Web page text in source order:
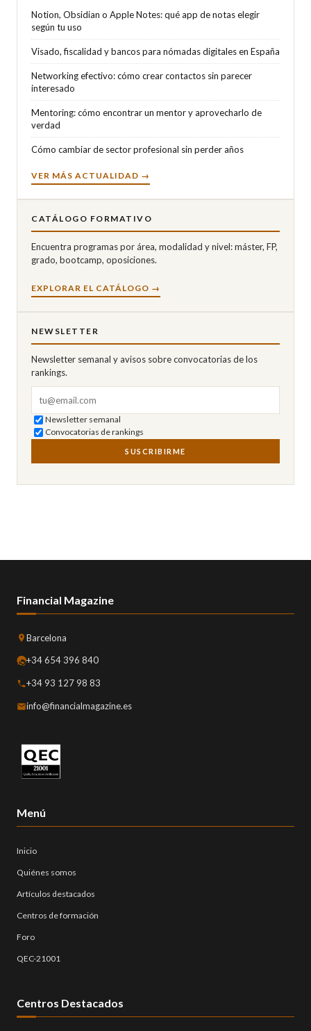
Notion, Obsidian o Apple Notes: qué app de notas elegir
según tu uso
Visado, fiscalidad y bancos para nómadas digitales en España
Networking efectivo: cómo crear contactos sin parecer
interesado
Mentoring: cómo encontrar un mentor y aprovecharlo de
verdad
Cómo cambiar de sector profesional sin perder años
VER MÁS ACTUALIDAD →
CATÁLOGO FORMATIVO
Encuentra programas por área, modalidad y nivel: máster, FP,
grado, bootcamp, oposiciones.
EXPLORAR EL CATÁLOGO →
NEWSLETTER
Newsletter semanal y avisos sobre convocatorias de los
rankings.
Newsletter semanal
Convocatorias de rankings
SUSCRIBIRME
Financial Magazine
Barcelona
+34 654 396 840
+34 93 127 98 83
info@financialmagazine.es
Menú
Inicio
Quiénes somos
Artículos destacados
Centros de formación
Foro
QEC-21001
Centros Destacados